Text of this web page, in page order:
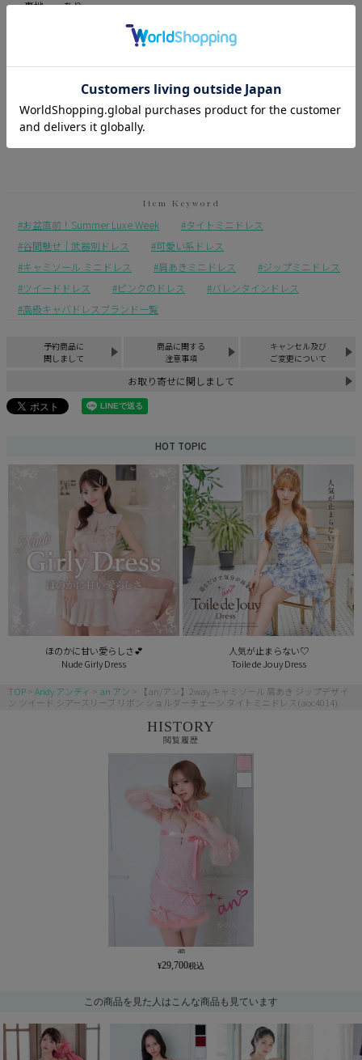
裏地 あり
※平置き計測になります。
※モニターの設定状況によって、実際の商品と若干色が異なる場合がご
ざいます。
※総柄の商品につきましては、生地の裁断箇所によって 商品一点ごとに
パターン(柄)が異なります。
お盆直前！Summer Luxe Week
タイトミニドレス
谷間魅せ｜武器別ドレス
可愛い系ドレス
キャミソール ミニドレス
肩あきミニドレス
ジップミニドレス
ツイードドレス
ピンクのドレス
バレンタインドレス
高級キャバドレスブランド一覧
予約商品に
関しまして
商品に関する
注意事項
キャンセル及び
ご変更について
お取り寄せに関しまして
HOT TOPIC
ほのかに甘い愛らしさ💕
Nude Girly Dress
人気が止まらない♡
Toile de Jouy Dress
TOP Andy アンディ an アン
【an/アン】2way キャミソール 肩あき ジップデザイ
ン ツイード シアースリーブ リボン ショルダーチェーン タイトミニドレス(aoc4014)
HISTORY
閲覧履歴
an
29,700
この商品を見た人はこんな商品も見ています